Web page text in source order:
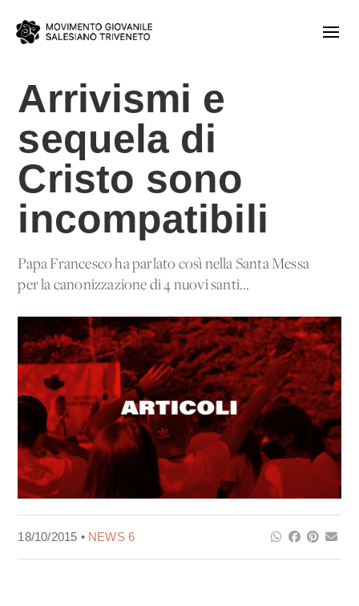
Arrivismi e
sequela di
Cristo sono
incompatibili
Papa Francesco ha parlato così nella Santa Messa
per la canonizzazione di 4 nuovi santi...
18/10/2015 • NEWS 6